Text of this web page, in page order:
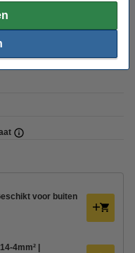
voor buiten
4mm² |